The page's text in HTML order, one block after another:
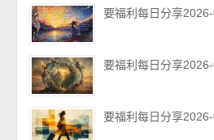
要福利每日分享
要福利每日分享
要福利每日分享